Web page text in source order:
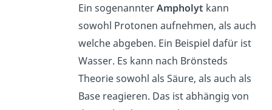
Ein sogenannterAmpholyt kann
sowohl Protonen aufnehmen, als auch
welche abgeben. Ein Beispiel dafür ist
Wasser. Es kann nach Brönsteds
Theorie sowohl als Säure, als auch als
Base reagieren. Das ist abhängig von